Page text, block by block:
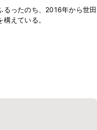
るったのち、2016年から世田
えている。